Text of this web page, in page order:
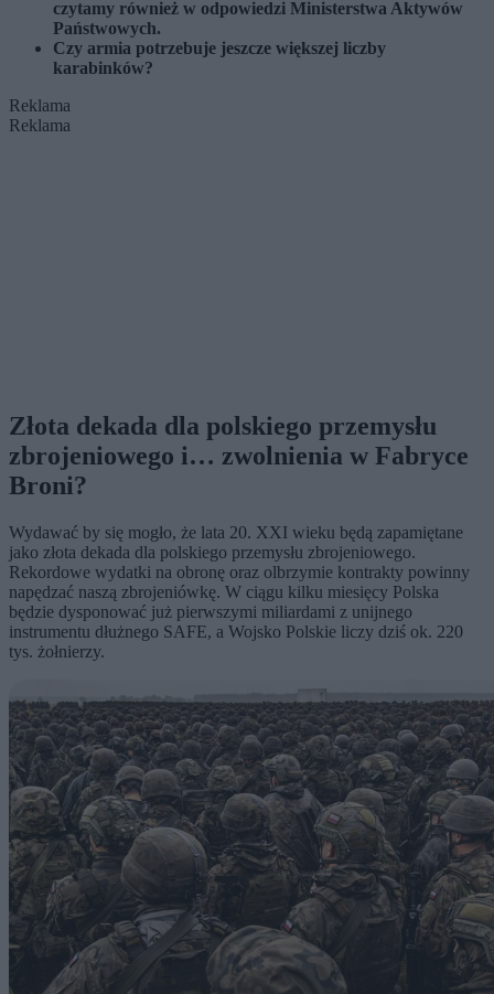
czytamy również w odpowiedzi Ministerstwa Aktywów
Państwowych.
Czy armia potrzebuje jeszcze większej liczby
karabinków?
Reklama
Reklama
Złota dekada dla polskiego przemysłu
zbrojeniowego i… zwolnienia w Fabryce
Broni?
Wydawać by się mogło, że lata 20. XXI wieku będą zapamiętane
jako złota dekada dla polskiego przemysłu zbrojeniowego.
Rekordowe wydatki na obronę oraz olbrzymie kontrakty powinny
napędzać naszą zbrojeniówkę. W ciągu kilku miesięcy Polska
będzie dysponować już pierwszymi miliardami z unijnego
instrumentu dłużnego SAFE, a Wojsko Polskie liczy dziś ok. 220
tys. żołnierzy.